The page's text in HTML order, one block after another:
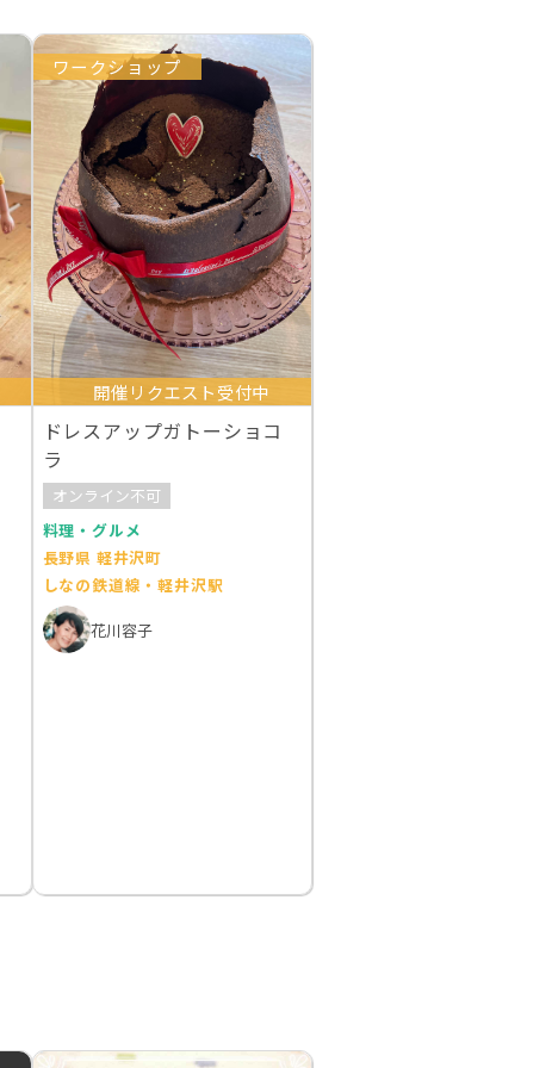
ワークショップ
開催リクエスト受付中
ドレスアップガトーショコ
ラ
オンライン不可
料理・グルメ
長野県 軽井沢町
しなの鉄道線・軽井沢駅
花川容子